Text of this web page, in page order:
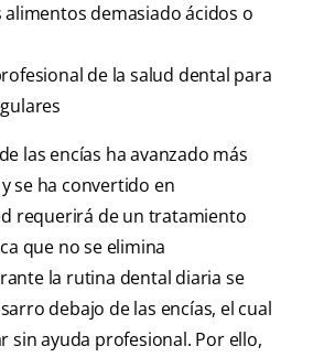
alimentos demasiado ácidos o
de la salud dental para
las encías ha avanzado más
se ha convertido en
requerirá de un tratamiento
que no se elimina
la rutina dental diaria se
debajo de las encías, el cual
sin ayuda profesional. Por ello,